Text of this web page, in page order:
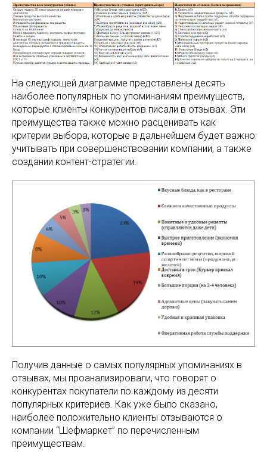
На следующей диаграмме представлены десять
наиболее популярных по упоминаниям преимуществ,
которые клиенты конкурентов писали в отзывах. Эти
преимущества также можно расценивать как
критерии выбора, которые в дальнейшем будет важно
учитывать при совершенствовании компании, а также
создании контент-стратегии.
Получив данные о самых популярных упоминаниях в
отзывах, мы проанализировали, что говорят о
конкурентах покупатели по каждому из десяти
популярных критериев. Как уже было сказано,
наиболее положительно клиенты отзываются о
компании “Шефмаркет” по перечисленным
преимуществам.